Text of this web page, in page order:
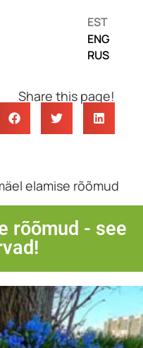
EST
ENG
RUS
Share this page!
elamise rõõmud
rõõmud - see